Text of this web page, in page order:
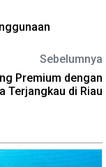
Sebelumnya
Premium dengan
Terjangkau di Riau